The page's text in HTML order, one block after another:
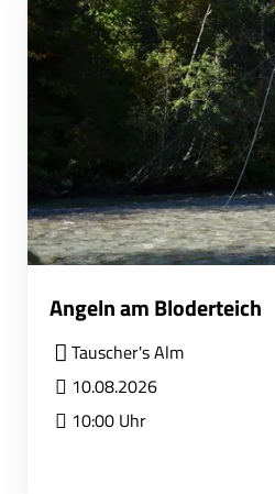
Angeln am Bloderteich
Tauscher's Alm
10.08.2026
10:00 Uhr